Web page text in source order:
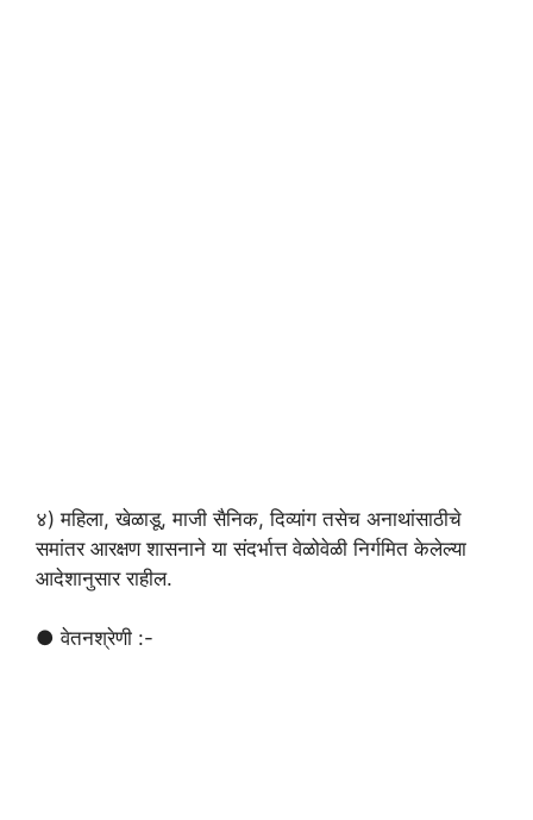
४) महिला, खेळाडू, माजी सैनिक, दिव्यांग तसेच अनाथांसाठीचे
समांतर आरक्षण शासनाने या संदर्भात्त वेळोवेळी निर्गमित केलेल्या
आदेशानुसार राहील.
● वेतनश्रेणी :-